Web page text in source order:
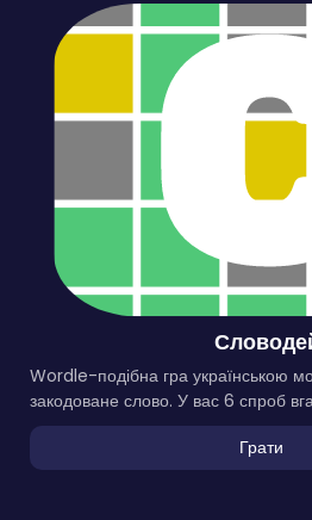
Wordle-подібна гра українською
закодоване слово. У вас 6 спроб
Грати